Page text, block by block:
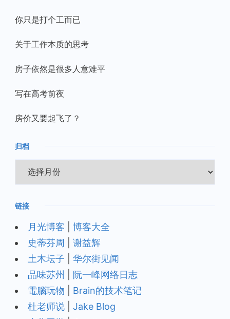
你只是打个工而已
关于工作本质的思考
房子依然是很多人意难平
写在高考前夜
房价又要起飞了？
归档
档
链接
月光博客
博客大全
史蒂芬周
谢益辉
土木坛子
华尔街见闻
品味苏州
阮一峰网络日志
電腦玩物
Brain的技术笔记
杜老师说
Jake Blog